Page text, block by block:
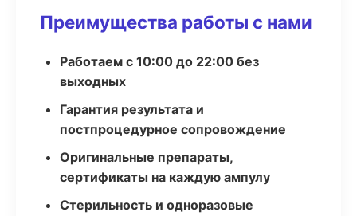
Преимущества работы с нами
Работаем с 10:00 до 22:00 без
выходных
Гарантия результата и
постпроцедурное сопровождение
Оригинальные препараты,
сертификаты на каждую ампулу
Стерильность и одноразовые